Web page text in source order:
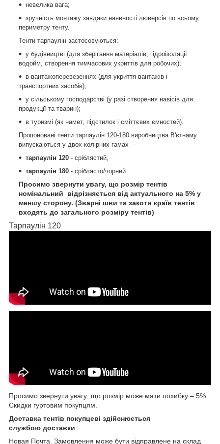
невелика вага;
зручність монтажу завдяки наявності люверсів по всьому
периметру тенту.
Тенти тарпаулін застосовуються:
у будівництві (для зберігання матеріалів, гідроізоляції
водойм, створення тимчасових укриттів для робочих);
в вантажоперевезеннях (для укриття вантажів і
транспортних засобів);
у сільському господарстві (у разі створення навісів для
продукції та тварин);
в туризмі (як намет, підстилок і сміттєвих ємностей).
Пропоновані тенти тарпаулін 120-180 виробництва В'єтнаму
випускаються у двох колірних гамах —
тарпаулін 120 - сріблястий,
тарпаулін 180 - сріблясто/чорний.
Просимо звернути увагу, що розмір тентів
номінальний відрізняється від актуального на 5% у
меншу сторону. (Зварні шви та закоти країв тентів
входять до загального розміру тентів)
Тарпаулін 120
Просимо звернути увагу; що розмір може мати похибку – 5%.
Скидки гуртовим покупцям.
Доставка тентів покупцеві здійснюється
службою доставки
Новая Почта. Замовлення може бути відправлене на склад